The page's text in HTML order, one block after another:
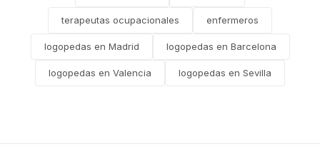
terapeutas ocupacionales enfermeros
logopedas en Madrid logopedas en Barcelona
logopedas en Valencia logopedas en Sevilla